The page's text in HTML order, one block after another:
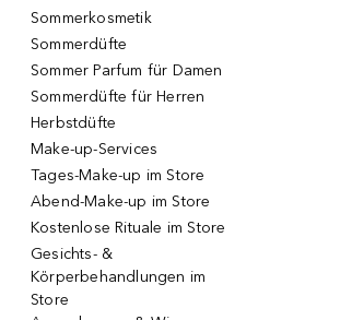
Sommerkosmetik
Sommerdüfte
Sommer Parfum für Damen
Sommerdüfte für Herren
Herbstdüfte
Make-up-Services
Tages-Make-up im Store
Abend-Make-up im Store
Kostenlose Rituale im Store
Gesichts- &
Körperbehandlungen im
Store